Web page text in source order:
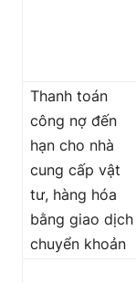
Thanh toán
công nợ đến
hạn cho nhà
cung cấp vật
tư, hàng hóa
bằng giao dịch
chuyển khoản